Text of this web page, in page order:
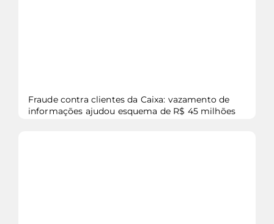
Fraude contra clientes da Caixa: vazamento de
informações ajudou esquema de R$ 45 milhões